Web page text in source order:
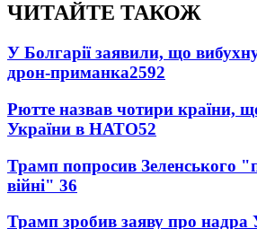
ЧИТАЙТЕ ТАКОЖ
У Болгарії заявили, що
дрон-приманка2592
Рютте назвав чотири країни,
України в НАТО52
Трамп попросив Зеленського
війні" 36
Трамп зробив заяву про надра